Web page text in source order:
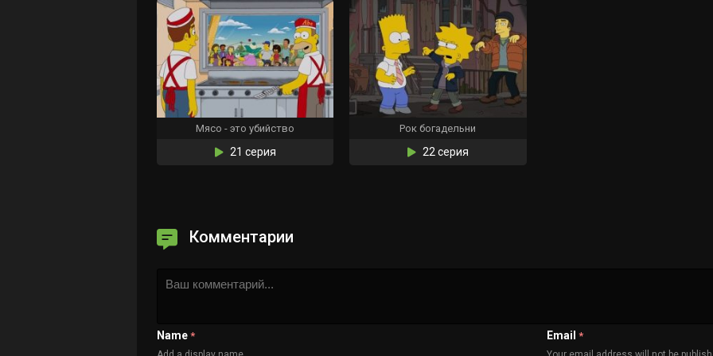
Мясо - это убийство
21 серия
Рок богадельни
22 серия
Комментарии
Name * Email *